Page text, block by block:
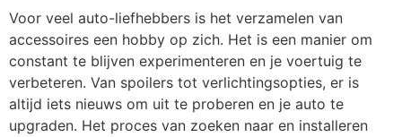
Voor veel auto-liefhebbers is het verzamelen van
accessoires een hobby op zich. Het is een manier om
constant te blijven experimenteren en je voertuig te
verbeteren. Van spoilers tot verlichtingsopties, er is
altijd iets nieuws om uit te proberen en je auto te
upgraden. Het proces van zoeken naar en installeren